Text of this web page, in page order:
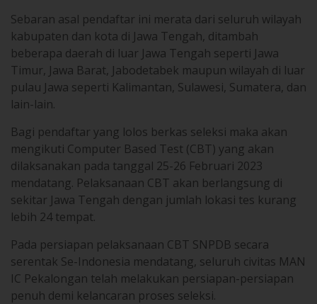
Sebaran asal pendaftar ini merata dari seluruh wilayah
kabupaten dan kota di Jawa Tengah, ditambah
beberapa daerah di luar Jawa Tengah seperti Jawa
Timur, Jawa Barat, Jabodetabek maupun wilayah di luar
pulau Jawa seperti Kalimantan, Sulawesi, Sumatera, dan
lain-lain.
Bagi pendaftar yang lolos berkas seleksi maka akan
mengikuti Computer Based Test (CBT) yang akan
dilaksanakan pada tanggal 25-26 Februari 2023
mendatang. Pelaksanaan CBT akan berlangsung di
sekitar Jawa Tengah dengan jumlah lokasi tes kurang
lebih 24 tempat.
Pada persiapan pelaksanaan CBT SNPDB secara
serentak Se-Indonesia mendatang, seluruh civitas MAN
IC Pekalongan telah melakukan persiapan-persiapan
penuh demi kelancaran proses seleksi.